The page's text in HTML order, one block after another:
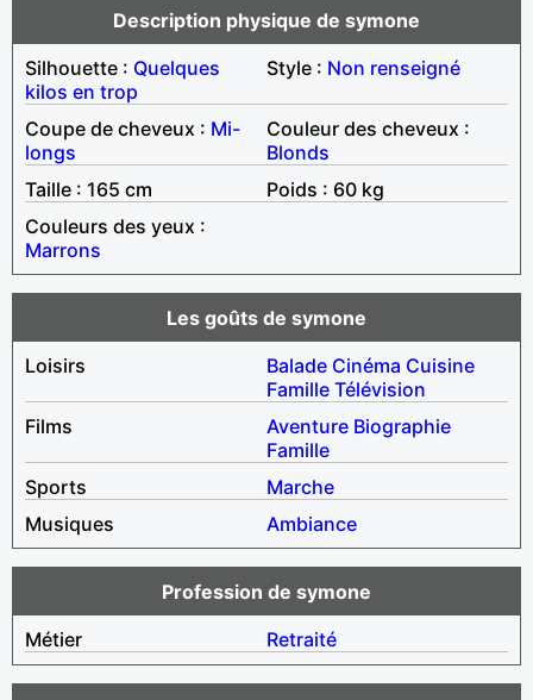
Description physique de symone
Silhouette : Quelques
kilos en trop
Style : Non renseigné
Coupe de cheveux : Mi-
longs
Couleur des cheveux :
Blonds
Taille : 165 cm
Poids : 60 kg
Couleurs des yeux :
Marrons
Les goûts de symone
Loisirs
Balade Cinéma Cuisine
Famille Télévision
Films
Aventure Biographie
Famille
Sports
Marche
Musiques
Ambiance
Profession de symone
Métier
Retraité